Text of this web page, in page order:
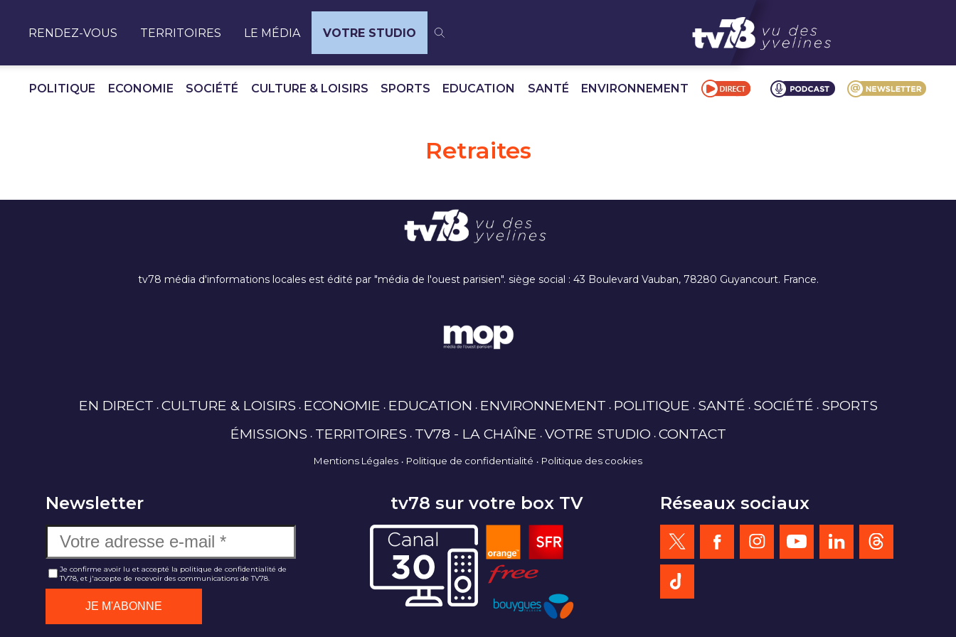
RENDEZ-VOUS TERRITOIRES LE MÉDIA VOTRE STUDIO
POLITIQUE ECONOMIE SOCIÉTÉ CULTURE & LOISIRS SPORTS EDUCATION SANTÉ ENVIRONNEMENT
Retraites
tv78 média d'informations locales est édité par "média de l'ouest parisien". siège social : 43 Boulevard Vauban, 78280 Guyancourt. France.
EN DIRECT CULTURE & LOISIRS ECONOMIE EDUCATION ENVIRONNEMENT POLITIQUE SANTÉ SOCIÉTÉ SPORTS
ÉMISSIONS TERRITOIRES TV78 - LA CHAÎNE VOTRE STUDIO CONTACT
Mentions Légales Politique de confidentialité Politique des cookies
Newsletter
Je confirme avoir lu et accepté la politique de confidentialité de
TV78, et j'accepte de recevoir des communications de TV78.
tv78 sur votre box TV Réseaux sociaux